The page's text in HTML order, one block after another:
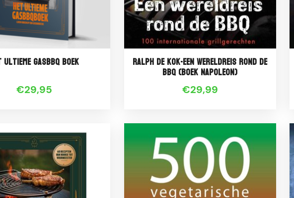
Ultieme GasBBQ Boek
€29,95
Ralph de Kok-Een wereldreis rond de
BBQ (Boek Napoleon)
€29,99